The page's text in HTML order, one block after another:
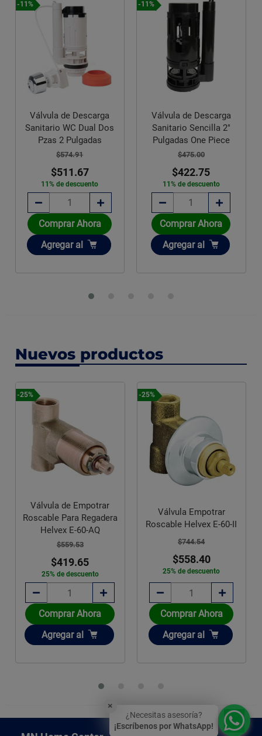
-11%
Válvula de Descarga
Sanitario WC Dual Dos
Pzas 2 Pulgadas
$574.91
$511.67
11% de descuento
Comprar Ahora
Añadir
Agregar al
-11%
Válvula de Descarga
Sanitario Sencilla 2"
Pulgadas One Piece
$475.00
$422.75
11% de descuento
Comprar Ahora
Añadir
Agregar al
Nuevos productos
-25%
Válvula de Empotrar
Roscable Para Regadera
Helvex E-60-AQ
$559.53
$419.65
25% de descuento
Comprar Ahora
Añadir
Agregar al
-25%
Válvula Empotrar
Roscable Helvex E-60-II
$744.54
$558.40
25% de descuento
Comprar Ahora
Añadir
Agregar al
×
¿Necesitas asesoría?
¡Escríbenos por WhatsApp!